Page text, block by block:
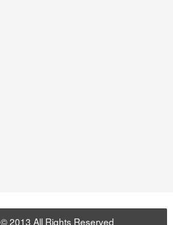
© 2013 All Rights Reserved